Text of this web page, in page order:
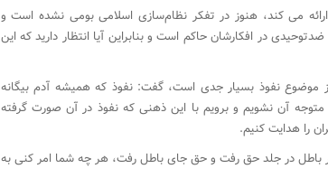
می کند، هنوز در تفکر نظام‌سازی اسلامی بومی نشده است و
در افکارشان حاکم است و بنابراین آیا انتظار دارید که این
موضوع نفوذ بسیار جدی است، گفت: نفوذ که همیشه آدم بیگانه
آن نشویم و برویم با این ذهنی که نفوذ در آن صورت گرفته
را هدایت کنیم.
باطل در جلد حق رفت و حق جای باطل رفت، هر چه شما امر کنی به